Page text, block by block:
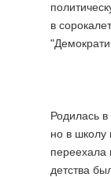
в
Родилась в
но в школу
переехала
детства